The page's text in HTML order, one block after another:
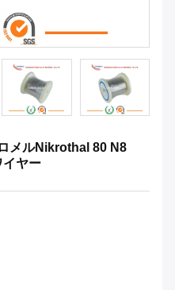
メルNikrothal 80 N8
イヤー